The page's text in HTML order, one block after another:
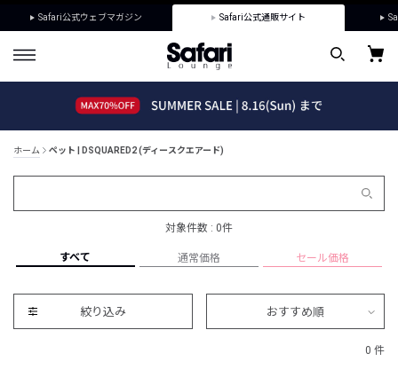
Safari公式ウェブマガジン Safari公式通販サイト
ホーム ペット | DSQUARED2 (ディースクエアード)
対象件数 : 0件
すべて 通常価格 セール価格
絞り込み おすすめ順
0 件